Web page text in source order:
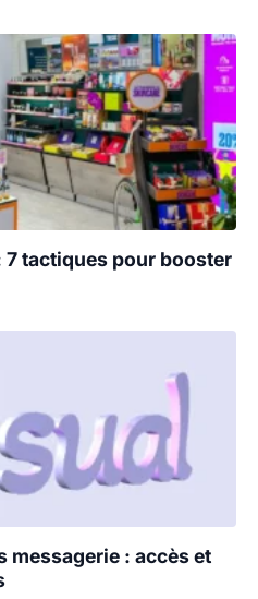
tactiques pour booster
messagerie : accès et